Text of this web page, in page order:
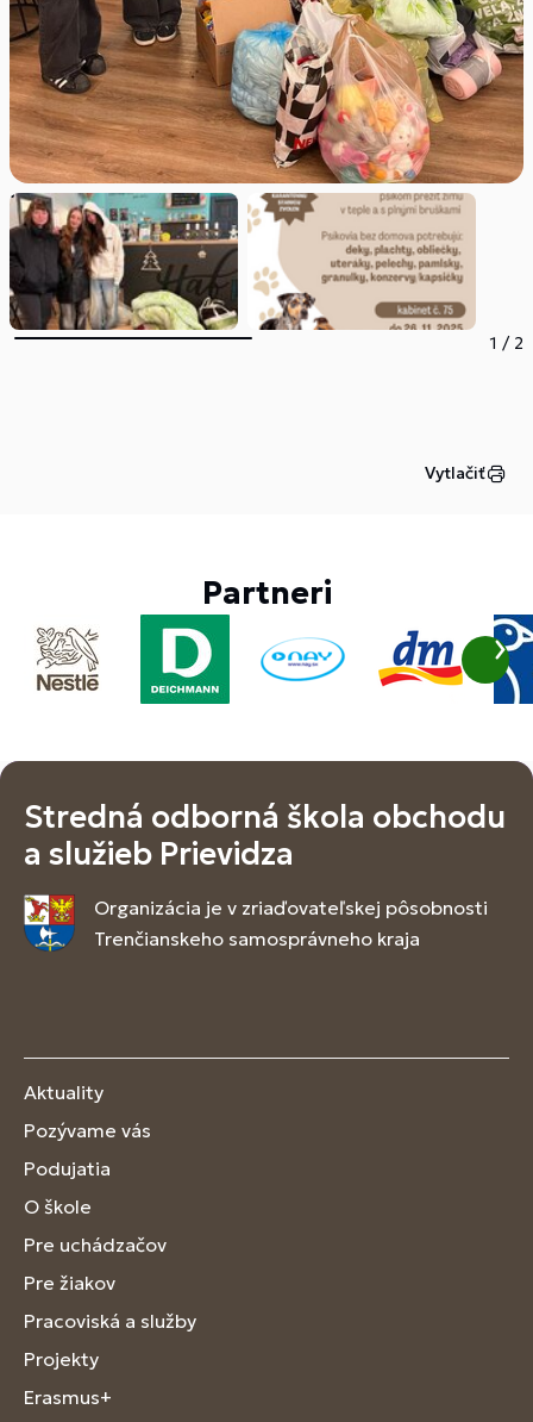
1 / 2
Vytlačiť
Partneri
Stredná odborná škola obchodu
a služieb Prievidza
Organizácia je v zriaďovateľskej pôsobnosti
Trenčianskeho samosprávneho kraja
Aktuality
Pozývame vás
Podujatia
O škole
Pre uchádzačov
Pre žiakov
Pracoviská a služby
Projekty
Erasmus+